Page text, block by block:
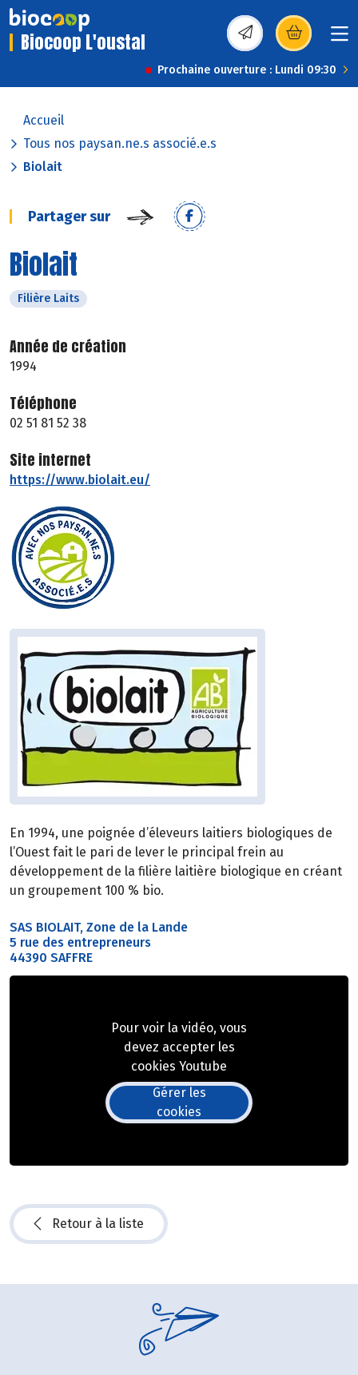
Biocoop L'oustal (s’ouvre dans une
Prochaine ouverture : Lundi 09:30
Accueil
Tous nos paysan.ne.s associé.e.s
Biolait
Partager sur
Biolait
Filière Laits
Année de création
1994
Téléphone
02 51 81 52 38
Site internet
https://www.biolait.eu/
En 1994, une poignée d’éleveurs laitiers biologiques de
l’Ouest fait le pari de lever le principal frein au
développement de la filière laitière biologique en créant
un groupement 100 % bio.
SAS BIOLAIT, Zone de la Lande
5 rue des entrepreneurs
44390 SAFFRE
Pour voir la vidéo, vous
devez accepter les
cookies Youtube
Gérer les
cookies
Retour à la liste